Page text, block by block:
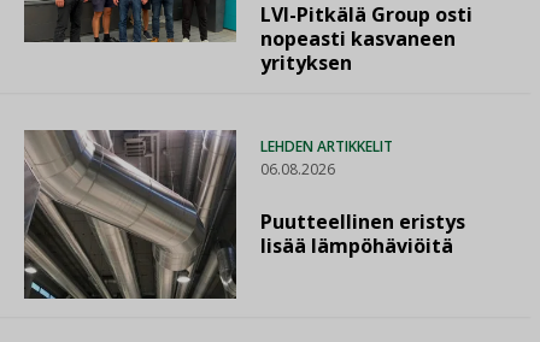
LVI-Pitkälä Group osti
nopeasti kasvaneen
yrityksen
LEHDEN ARTIKKELIT
06.08.2026
Puutteellinen eristys
lisää lämpöhäviöitä